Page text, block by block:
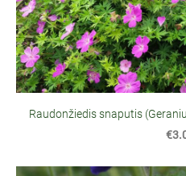
Raudonžiedis snaputis